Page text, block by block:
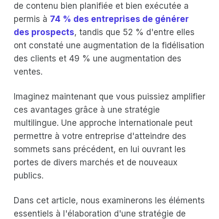
de contenu bien planifiée et bien exécutée a
permis à 74 % des entreprises de générer
des prospects, tandis que 52 % d'entre elles
ont constaté une augmentation de la fidélisation
des clients et 49 % une augmentation des
ventes.
Imaginez maintenant que vous puissiez amplifier
ces avantages grâce à une stratégie
multilingue. Une approche internationale peut
permettre à votre entreprise d'atteindre des
sommets sans précédent, en lui ouvrant les
portes de divers marchés et de nouveaux
publics.
Dans cet article, nous examinerons les éléments
essentiels à l'élaboration d'une stratégie de